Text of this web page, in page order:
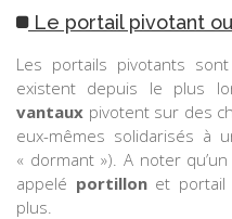
Le portail pivotant
Les portails pivotants
existent depuis le plus
vantaux pivotent sur des
eux-mêmes solidarisés à
« dormant »). A noter
appelé portillonet portail
plus.